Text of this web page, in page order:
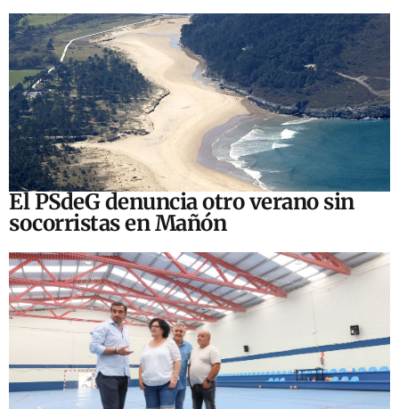
El PSdeG denuncia otro verano sin
socorristas en Mañón